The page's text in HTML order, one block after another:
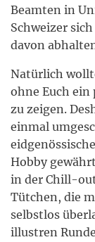
Beamten in
Schweizer
davon
Natürlich
ohne Euch ein
zu zeigen.
einmal
Hobby
in der Chill-
Tütchen, die
selbstlos
illustren